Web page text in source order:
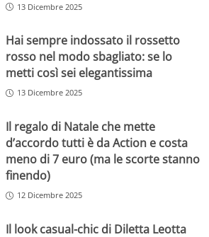
13 Dicembre 2025
Hai sempre indossato il rossetto
rosso nel modo sbagliato: se lo
metti così sei elegantissima
13 Dicembre 2025
Il regalo di Natale che mette
d’accordo tutti è da Action e costa
meno di 7 euro (ma le scorte stanno
finendo)
12 Dicembre 2025
Il look casual-chic di Diletta Leotta